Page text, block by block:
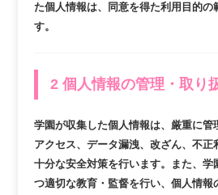
た個人情報は、同意を得た利用目的の
す。
2 個人情報の管理・取り
学園が収集した個人情報は、厳重に管
アクセス、データ漏洩、改ざん、不正
十分な安全対策を行います。また、学
つ適切な教育・監督を行い、個人情報